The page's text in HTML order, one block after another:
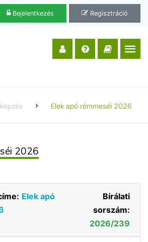
Bejelentkezés Regisztráció
Elek apó rémmeséi 2026
2026
Elek apó
Bírálati
sorszám:
2026/239